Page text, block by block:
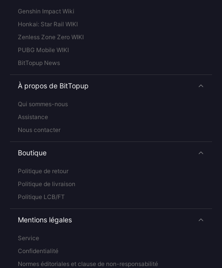
Genshin Impact Wiki
Honkai: Star Rail WIKI
Zenless Zone Zero WIKI
PUBG Mobile WIKI
BitTopup News
À propos de BitTopup
Qui sommes-nous
Assistance
Nous contacter
Boutique
Politique de retour
Politique de livraison
Politique LCB/FT
Mentions légales
Service
Confidentialité
Normes éditoriales et clause de non-responsabilité